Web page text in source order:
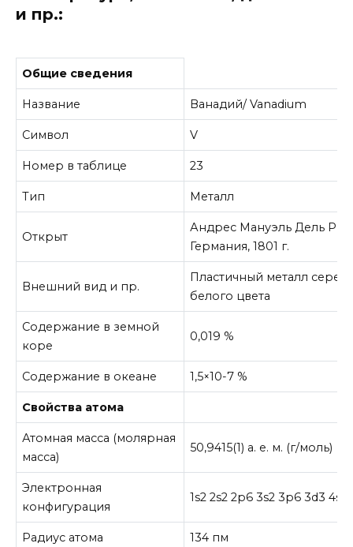
и пр.:
Общие сведения
Название Ванадий/ Vanadium
Символ V
Номер в таблице 23
Тип Металл
Открыт
Андрес Мануэль Дель
Германия, 1801 г.
Внешний вид и пр.
Пластичный металл
белого цвета
Содержание в земной
коре
0,019 %
Содержание в океане 1,5×10-7 %
Свойства атома
Атомная масса (молярная
масса)
50,9415(1) а. е. м. (г/моль)
Электронная
конфигурация
1s2 2s2 2p6 3s2 3p6 3d3 4s2
Радиус атома 134 пм